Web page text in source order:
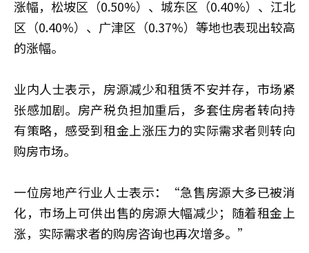
涨幅，松坡区（0.50%）、城东区（0.40%）、江北
区（0.40%）、广津区（0.37%）等地也表现出较高
的涨幅。
业内人士表示，房源减少和租赁不安并存，市场紧
张感加剧。房产税负担加重后，多套住房者转向持
有策略，感受到租金上涨压力的实际需求者则转向
购房市场。
一位房地产行业人士表示：“急售房源大多已被消
化，市场上可供出售的房源大幅减少；随着租金上
涨，实际需求者的购房咨询也再次增多。”